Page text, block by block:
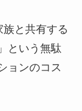
と共有する
という無駄
ョンのコス